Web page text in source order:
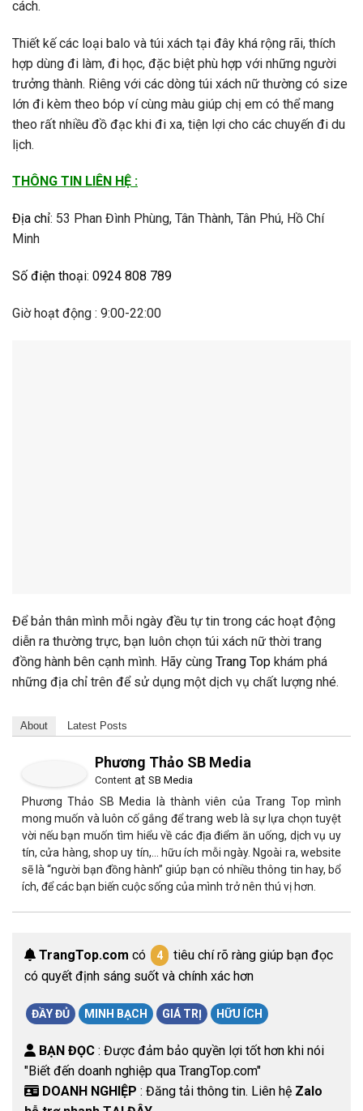
cách.
Thiết kế các loại balo và túi xách tại đây khá rộng rãi, thích
hợp dùng đi làm, đi học, đặc biệt phù hợp với những người
trưởng thành. Riêng với các dòng túi xách nữ thường có size
lớn đi kèm theo bóp ví cùng màu giúp chị em có thể mang
theo rất nhiều đồ đạc khi đi xa, tiện lợi cho các chuyến đi du
lịch.
THÔNG TIN LIÊN HỆ :
Địa chỉ: 53 Phan Đình Phùng, Tân Thành, Tân Phú, Hồ Chí
Minh
Số điện thoại: 0924 808 789
Giờ hoạt động : 9:00-22:00
Để bản thân mình mỗi ngày đều tự tin trong các hoạt động
diễn ra thường trực, bạn luôn chọn túi xách nữ thời trang
đồng hành bên cạnh mình. Hãy cùng Trang Top khám phá
những địa chỉ trên để sử dụng một dịch vụ chất lượng nhé.
About Latest Posts
Phương Thảo SB Media
Content at SB Media
Phương Thảo SB Media là thành viên của Trang Top mình
mong muốn và luôn cố gắng để trang web là sự lựa chọn tuyệt
vời nếu bạn muốn tìm hiểu về các địa điểm ăn uống, dịch vụ uy
tín, cửa hàng, shop uy tín,… hữu ích mỗi ngày. Ngoài ra, website
sẽ là “người bạn đồng hành” giúp bạn có nhiều thông tin hay, bổ
ích, để các bạn biến cuộc sống của mình trở nên thú vị hơn.
TrangTop.com có 4
tiêu chí rõ ràng giúp bạn đọc
có quyết định sáng suốt và chính xác hơn
ĐẦY ĐỦ MINH BẠCH GIÁ TRỊ HỮU ÍCH
BẠN ĐỌC : Được đảm bảo quyền lợi tốt hơn khi nói
"Biết đến doanh nghiệp qua TrangTop.com"
DOANH NGHIỆP : Đăng tải thông tin. Liên hệ Zalo